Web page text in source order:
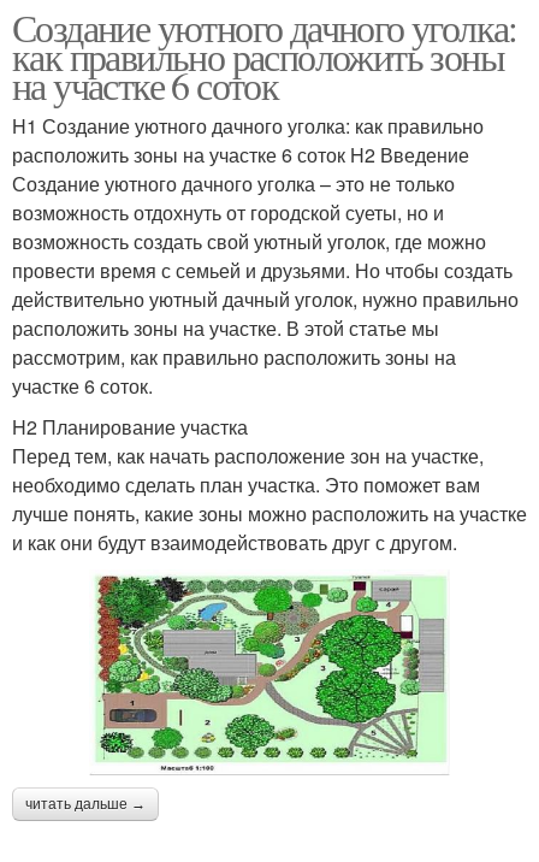
Создание уютного дачного уголка:
как правильно расположить зоны
на участке 6 соток
H1 Создание уютного дачного уголка: как правильно
расположить зоны на участке 6 соток H2 Введение
Создание уютного дачного уголка – это не только
возможность отдохнуть от городской суеты, но и
возможность создать свой уютный уголок, где можно
провести время с семьей и друзьями. Но чтобы создать
действительно уютный дачный уголок, нужно правильно
расположить зоны на участке. В этой статье мы
рассмотрим, как правильно расположить зоны на
участке 6 соток.
H2 Планирование участка
Перед тем, как начать расположение зон на участке,
необходимо сделать план участка. Это поможет вам
лучше понять, какие зоны можно расположить на участке
и как они будут взаимодействовать друг с другом.
читать дальше →